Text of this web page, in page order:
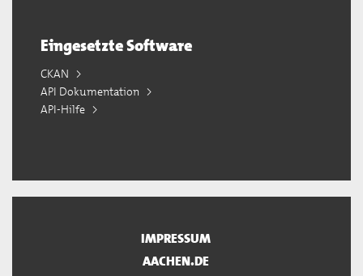
Eingesetzte Software
CKAN
API Dokumentation
API-Hilfe
IMPRESSUM
AACHEN.DE